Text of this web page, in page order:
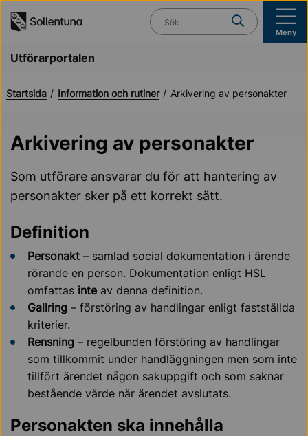
Vad söker du?
Meny
Utförarportalen
Startsida Information och rutiner Arkivering av personakter
Arkivering av personakter
Som utförare ansvarar du för att hantering av
personakter sker på ett korrekt sätt.
Definition
Personakt – samlad social dokumentation i ärende
rörande en person. Dokumentation enligt HSL
omfattas inte av denna definition.
Gallring – förstöring av handlingar enligt fastställda
kriterier.
Rensning – regelbunden förstöring av handlingar
som tillkommit under handläggningen men som inte
tillfört ärendet någon sakuppgift och som saknar
bestående värde när ärendet avslutats.
Personakten ska innehålla